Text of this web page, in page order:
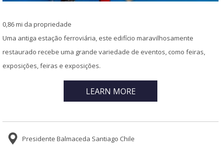
0,86 mi da propriedade
Uma antiga estação ferroviária, este edifício maravilhosamente
restaurado recebe uma grande variedade de eventos, como feiras,
exposições, feiras e exposições.
LEARN MORE
Presidente Balmaceda Santiago Chile